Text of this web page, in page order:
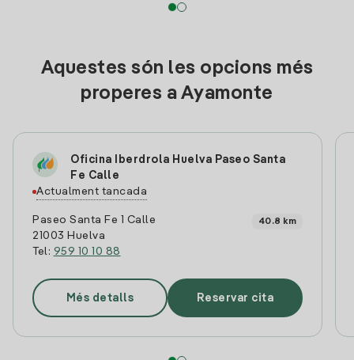
Aquestes són les opcions més
properes a Ayamonte
Oficina Iberdrola Huelva Paseo Santa
Fe Calle
Actualment tancada
Paseo Santa Fe 1 Calle
21003 Huelva
Tel: 959 10 10 88
40.8 km
Més detalls Reservar cita